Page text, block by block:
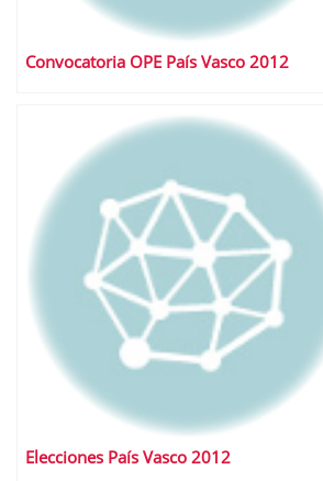
Convocatoria OPE País Vasco 2012
Elecciones País Vasco 2012